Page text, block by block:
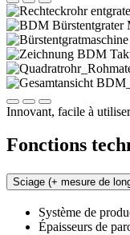
Innovant, facile à
Fonctions
Sciage (+ mesure de
Système de
Épaisseurs de